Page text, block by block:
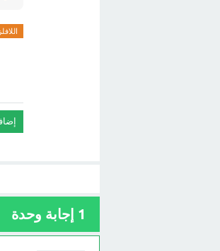
اللافلز
1 إجابة وحدة